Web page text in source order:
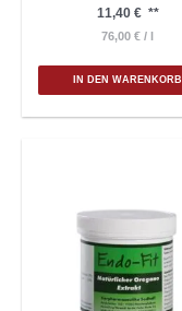
11,40 €**
76,00 € / l
IN DEN WARENKORB